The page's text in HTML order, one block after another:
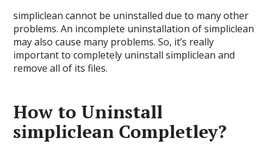
simpliclean cannot be uninstalled due to many other
problems. An incomplete uninstallation of simpliclean
may also cause many problems. So, it’s really
important to completely uninstall simpliclean and
remove all of its files.
How to Uninstall
simpliclean Completley?